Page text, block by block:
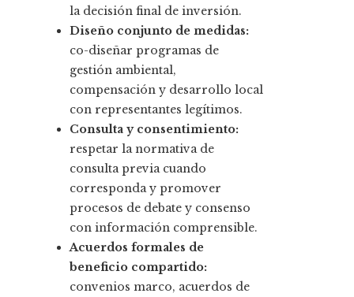
la decisión final de inversión.
Diseño conjunto de medidas:
co-diseñar programas de
gestión ambiental,
compensación y desarrollo local
con representantes legítimos.
Consulta y consentimiento:
respetar la normativa de
consulta previa cuando
corresponda y promover
procesos de debate y consenso
con información comprensible.
Acuerdos formales de
beneficio compartido:
convenios marco, acuerdos de